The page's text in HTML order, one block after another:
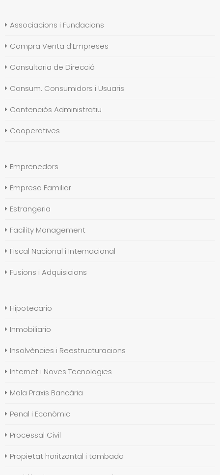
Associacions i Fundacions
Compra Venta d’Empreses
Consultoria de Direcció
Consum. Consumidors i Usuaris
Contenciós Administratiu
Cooperatives
Emprenedors
Empresa Familiar
Estrangeria
Facility Management
Fiscal Nacional i Internacional
Fusions i Adquisicions
Hipotecario
Inmobiliario
Insolvències i Reestructuracions
Internet i Noves Tecnologies
Mala Praxis Bancària
Penal i Econòmic
Processal Civil
Propietat horitzontal i tombada